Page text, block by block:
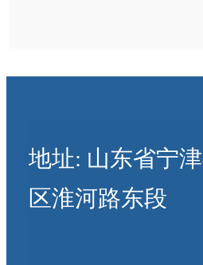
地址: 山东省宁
区淮河路东段